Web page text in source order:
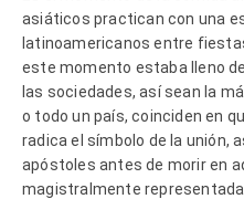
asiáticos practican con una
latinoamericanos entre
este momento estaba lleno
las sociedades, así sean la
o todo un país, coinciden en
radica el símbolo de la unión,
apóstoles antes de morir en
magistralmente